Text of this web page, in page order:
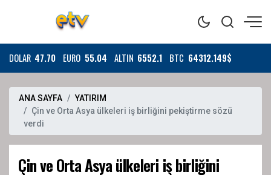
DOLAR 47.70 EURO 55.04 ALTIN 6552.1 BTC 64312.149$
ANA SAYFA
YATIRIM
Çin ve Orta Asya ülkeleri iş birliğini pekiştirme sözü
verdi
Çin ve Orta Asya ülkeleri iş birliğini